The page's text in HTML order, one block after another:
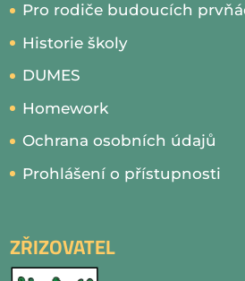
Pro rodiče budoucích
Historie školy
DUMES
Homework
Ochrana osobních údajů
Prohlášení o přístupnosti
ZŘIZOVATEL